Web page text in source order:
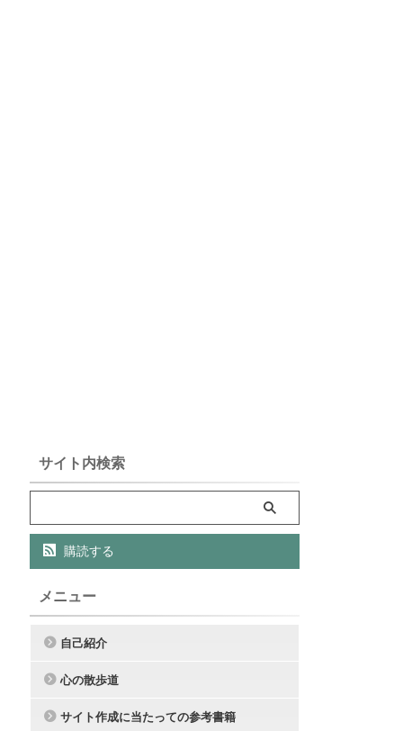
サイト内検索
購読する
メニュー
自己紹介
心の散歩道
サイト作成に当たっての参考書籍